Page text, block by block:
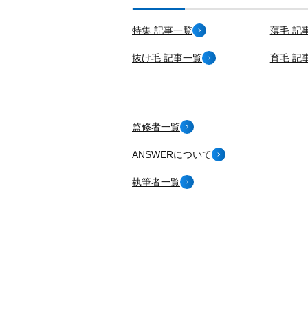
特集 記事一覧 薄毛 記
抜け毛 記事一覧 育毛 記
監修者一覧
ANSWERについて
執筆者一覧